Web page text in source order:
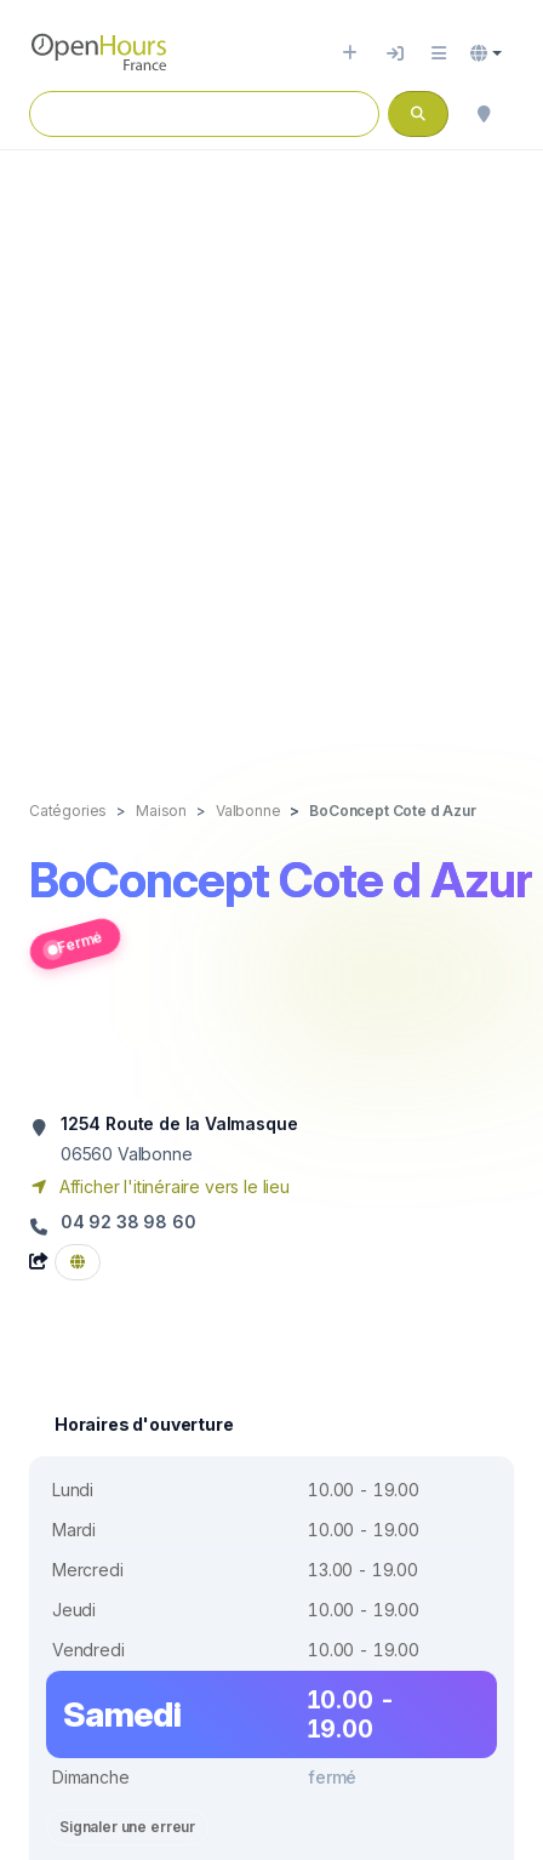
Catégories Maison Valbonne BoConcept Cote d Azur
BoConcept Cote d Azur
Fermé
1254 Route de la Valmasque
06560 Valbonne
Afficher l'itinéraire vers le lieu
04 92 38 98 60
Horaires d'ouverture
Lundi
10.00 - 19.00
Mardi
10.00 - 19.00
Mercredi
13.00 - 19.00
Jeudi
10.00 - 19.00
Vendredi
10.00 - 19.00
Samedi
10.00 -
19.00
Dimanche fermé
Signaler une erreur